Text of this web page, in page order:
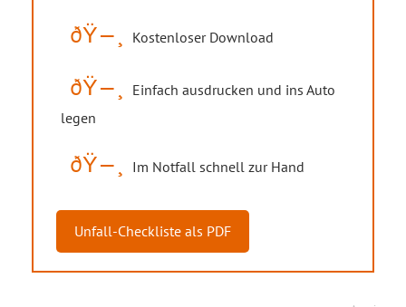
Kostenloser Download
Einfach ausdrucken und ins Auto
legen
Im Notfall schnell zur Hand
Unfall-Checkliste als PDF